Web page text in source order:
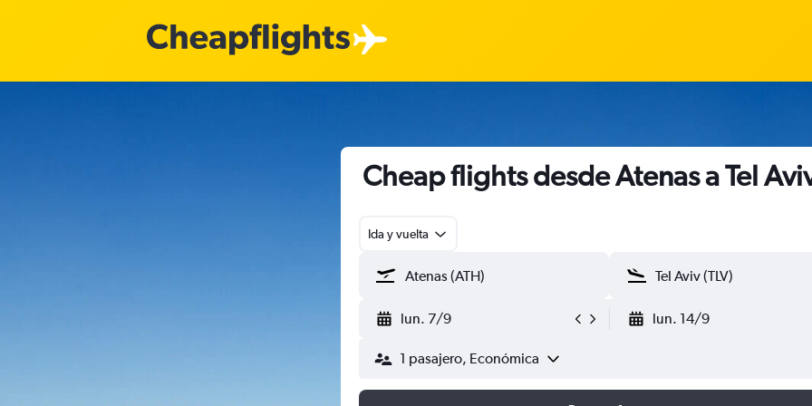
Cheap flights desde Atenas a Tel
Ida y vuelta
lun. 7/9 lun. 14/9
1 pasajero, Económica